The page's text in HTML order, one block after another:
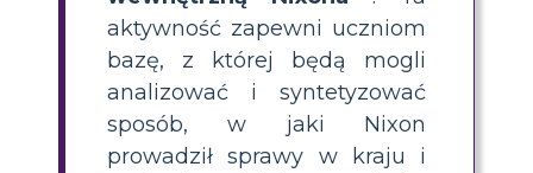
aktywność zapewni uczniom
bazę, z której będą mogli
analizować i syntetyzować
sposób, w jaki Nixon
prowadził sprawy w kraju i